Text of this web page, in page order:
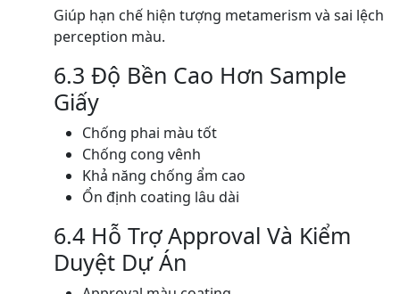
Giúp hạn chế hiện tượng metamerism và sai lệch
perception màu.
6.3 Độ Bền Cao Hơn Sample
Giấy
Chống phai màu tốt
Chống cong vênh
Khả năng chống ẩm cao
Ổn định coating lâu dài
6.4 Hỗ Trợ Approval Và Kiểm
Duyệt Dự Án